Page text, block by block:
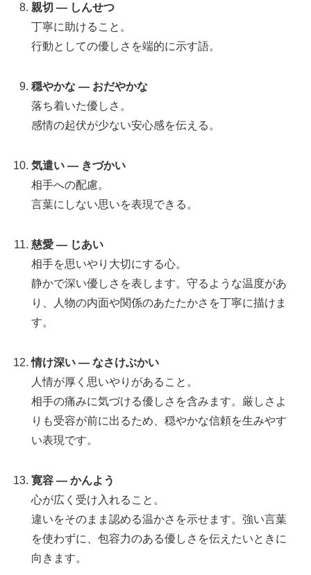
親切 — しんせつ
丁寧に助けること。
行動としての優しさを端的に示す語。
穏やかな — おだやかな
落ち着いた優しさ。
感情の起伏が少ない安心感を伝える。
気遣い — きづかい
相手への配慮。
言葉にしない思いを表現できる。
慈愛 — じあい
相手を思いやり大切にする心。
静かで深い優しさを表します。守るような温度があ
り、人物の内面や関係のあたたかさを丁寧に描けま
す。
情け深い — なさけぶかい
人情が厚く思いやりがあること。
相手の痛みに気づける優しさを含みます。厳しさよ
りも受容が前に出るため、穏やかな信頼を生みやす
い表現です。
寛容 — かんよう
心が広く受け入れること。
違いをそのまま認める温かさを示せます。強い言葉
を使わずに、包容力のある優しさを伝えたいときに
向きます。